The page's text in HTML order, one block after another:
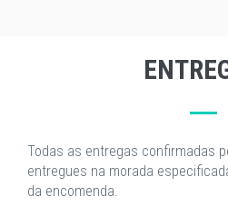
Todas as entregas confirmadas
entregues na morada
da encomenda.